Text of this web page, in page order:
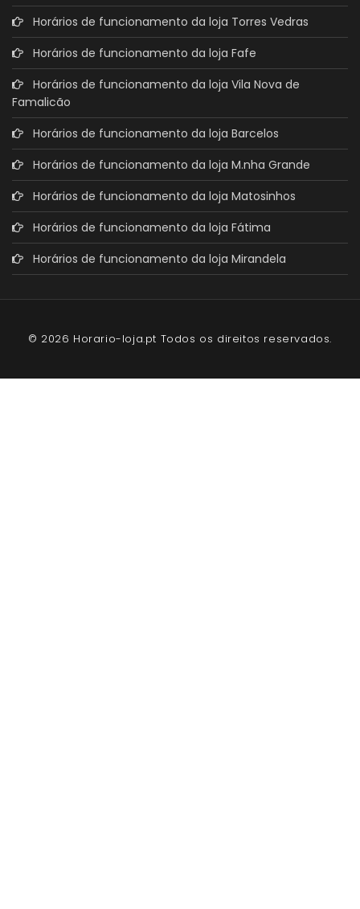
Horários de funcionamento da loja Torres Vedras
Horários de funcionamento da loja Fafe
Horários de funcionamento da loja Vila Nova de
Famalicão
Horários de funcionamento da loja Barcelos
Horários de funcionamento da loja M.nha Grande
Horários de funcionamento da loja Matosinhos
Horários de funcionamento da loja Fátima
Horários de funcionamento da loja Mirandela
© 2026 Horario-loja.pt Todos os direitos reservados.